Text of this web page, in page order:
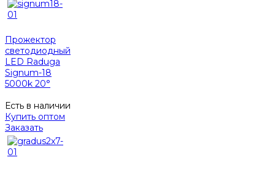
Прожектор
светодиодный
LED Raduga
Signum-18
5000k 20°
Есть в наличии
Купить оптом
Заказать